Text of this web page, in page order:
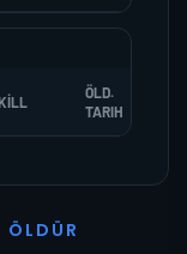
ÖLD.
TARIH
Ö L D Ü R